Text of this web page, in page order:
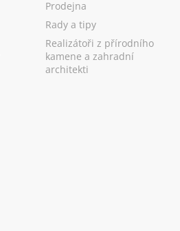
Prodejna
Rady a tipy
Realizátoři z přírodního
kamene a zahradní
architekti